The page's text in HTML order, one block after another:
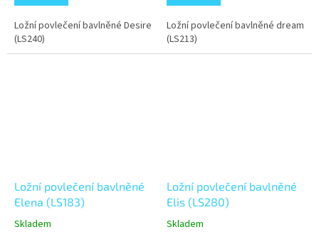
Ložní povlečení bavlněné Desire
(LS240)
Ložní povlečení bavlněné dream
(LS213)
Ložní povlečení bavlněné
Elena (LS183)
Skladem
Ložní povlečení bavlněné
Elis (LS280)
Skladem